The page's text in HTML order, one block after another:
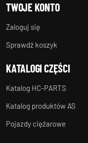
TWOJE KONTO
Zaloguj się
Sprawdź koszyk
KATALOGI CZĘŚCI
Katalog HC-PARTS
Katalog produktów AS
Pojazdy ciężarowe